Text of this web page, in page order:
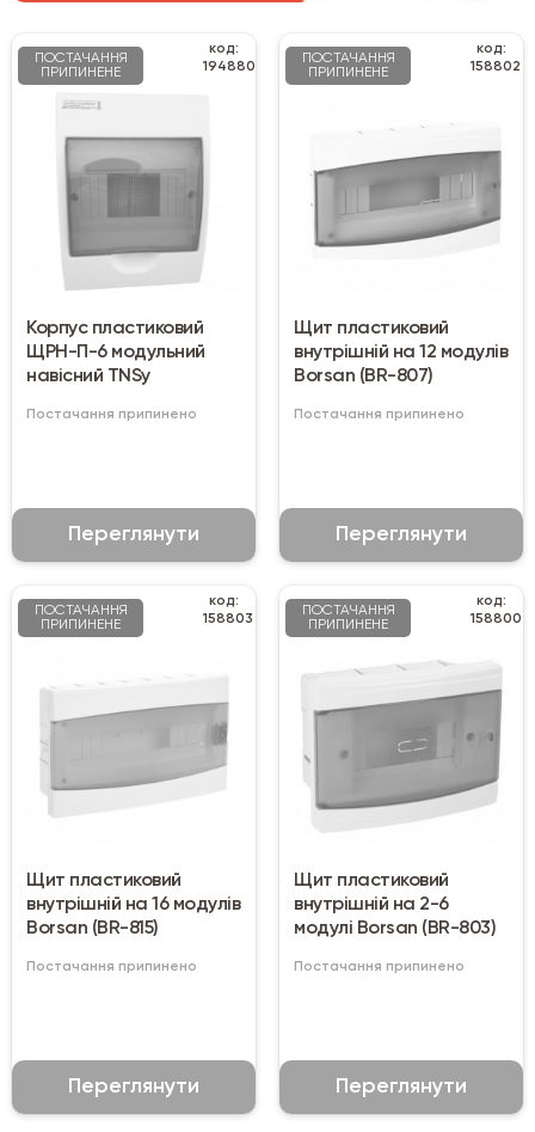
ПОСТАЧАННЯ
ПРИПИНЕНЕ
код:
194880
Корпус пластиковий
ЩРН-П-6 модульний
навісний TNSy
Постачання припинено
Переглянути
ПОСТАЧАННЯ
ПРИПИНЕНЕ
код:
158802
Щит пластиковий
внутрішній на 12 модулів
Borsan (BR-807)
Постачання припинено
Переглянути
ПОСТАЧАННЯ
ПРИПИНЕНЕ
код:
158803
Щит пластиковий
внутрішній на 16 модулів
Borsan (BR-815)
Постачання припинено
Переглянути
ПОСТАЧАННЯ
ПРИПИНЕНЕ
код:
158800
Щит пластиковий
внутрішній на 2-6
модулі Borsan (BR-803)
Постачання припинено
Переглянути